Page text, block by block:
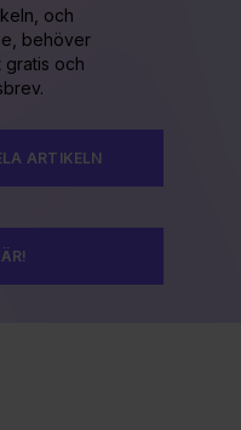
och
behöver
gratis och
ARTIKELN